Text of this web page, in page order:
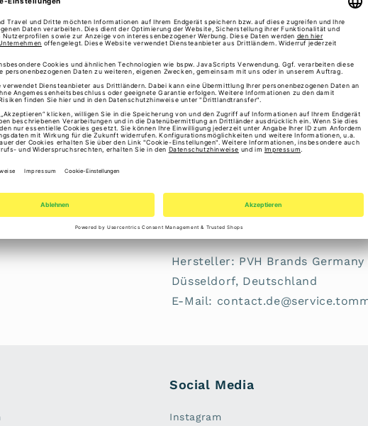
ℹ️ Gesetzliche
Erstmal Freunde oder Familie
Handtasche TH Feminine
- teilweise verschließbar durch
- Volumen ca. 10 - 19 L
Angaben zur Produktsicherheit:
Hersteller: PVH Brands
Düsseldorf, Deutschland
E-Mail:
Social Media
Instagram